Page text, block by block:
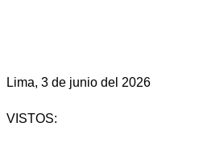
Lima, 3 de junio del 2026
VISTOS: